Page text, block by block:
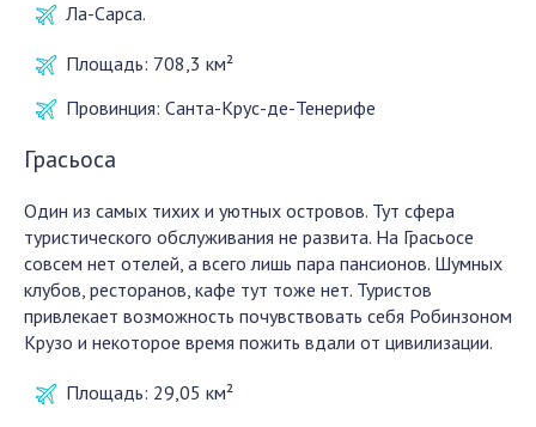
Ла-Сарса.
Площадь: 708,3 км²
Провинция: Санта-Крус-де-Тенерифе
Грасьоса
Один из самых тихих и уютных островов. Тут сфера
туристического обслуживания не развита. На Грасьосе
совсем нет отелей, а всего лишь пара пансионов. Шумных
клубов, ресторанов, кафе тут тоже нет. Туристов
привлекает возможность почувствовать себя Робинзоном
Крузо и некоторое время пожить вдали от цивилизации.
Площадь: 29,05 км²